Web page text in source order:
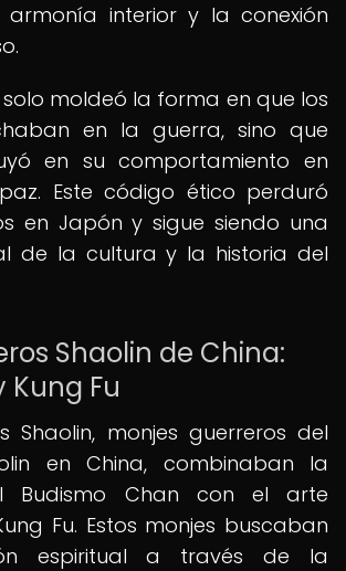
interior y la conexión
solo moldeó la forma en que los
en la guerra, sino que
en su comportamiento en
Este código ético perduró
en Japón y sigue siendo una
de la cultura y la historia del
Shaolin de China:
Kung Fu
Shaolin, monjes guerreros del
en China, combinaban la
Budismo Chan con el arte
Fu. Estos monjes buscaban
espiritual a través de la